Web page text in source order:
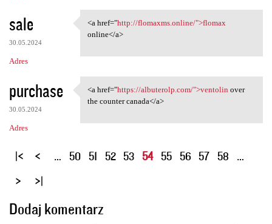
sale
30.05.2024
Adres
<a href="http://flomaxms
<a href="http://flomaxms.online/">flomax
online</a>
purchase
30.05.2024
Adres
<a href="https://albuterolp
<a href="https://albuterolp.com/">ventolin over
the counter canada</a>
S
o
n
… 50 51 52 53 54 55 56 57 58 …
Dodaj komentarz